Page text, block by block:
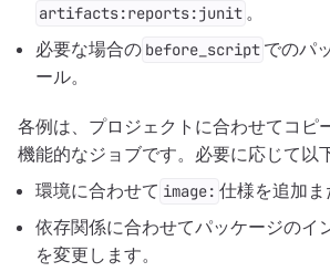
artifacts:reports:junit 。
必要な場合の before_script でのパ
ール。
各例は、プロジェクトに合わせてコピ
機能的なジョブです。必要に応じて以
環境に合わせて image: 仕様を追加ま
依存関係に合わせてパッケージのイ
を変更します。